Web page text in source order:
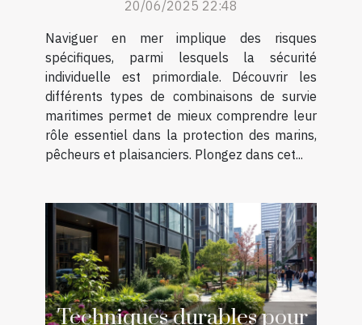
maritimes20/06/2025 22:48
Naviguer en mer implique des risques
spécifiques, parmi lesquels la sécurité
individuelle est primordiale. Découvrir les
différents types de combinaisons de survie
maritimes permet de mieux comprendre leur
rôle essentiel dans la protection des marins,
pêcheurs et plaisanciers. Plongez dans cet...
Techniques durables pour